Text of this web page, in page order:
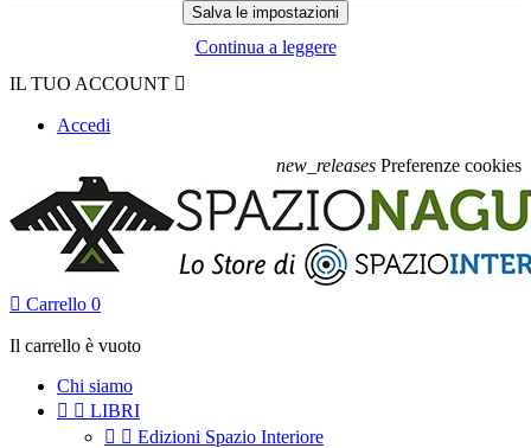
Continua a leggere
IL TUO ACCOUNT 
Accedi
new_releases Preferenze cookies
 Carrello 0
Il carrello è vuoto
Chi siamo
  LIBRI
  Edizioni Spazio Interiore